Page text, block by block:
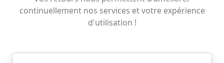
continuellement nos services et votre expérience
d'utilisation !